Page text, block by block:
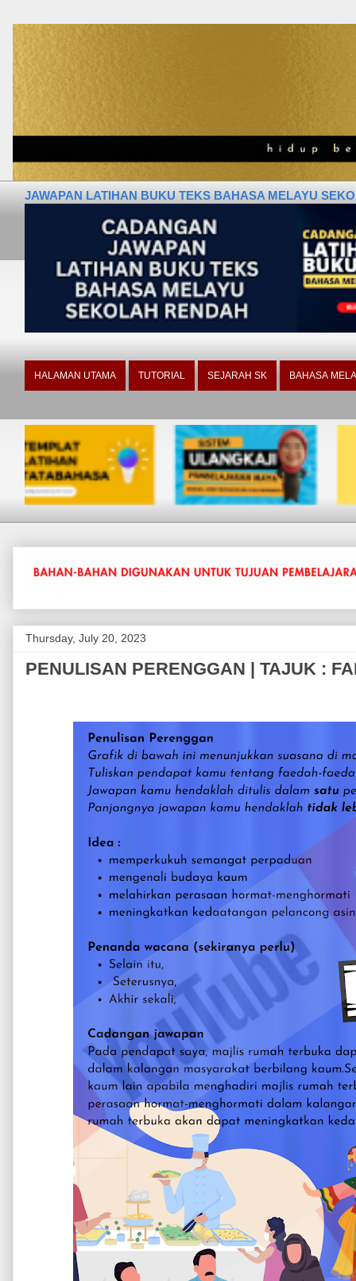
JAWAPAN LATIHAN BUKU TEKS BAHASA MELAYU
HALAMAN UTAMA TUTORIAL SEJARAH SK BAHASA
Thursday, July 20, 2023
PENULISAN PERENGGAN | TAJUK :